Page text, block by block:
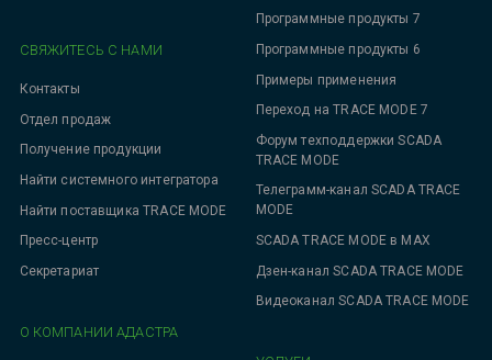
Программные продукты 7
Программные продукты 6
Примеры применения
Переход на TRACE MODE 7
Форум техподдержки SCADA
TRACE MODE
Телеграмм-канал SCADA TRACE
MODE
SCADA TRACE MODE в MAX
Дзен-канал SCADA TRACE MODE
Видеоканал SCADA TRACE MODE
СВЯЖИТЕСЬ С НАМИ
Контакты
Отдел продаж
Получение продукции
Найти системного интегратора
Найти поставщика TRACE MODE
Пресс-центр
Секретариат
О КОМПАНИИ АДАСТРА